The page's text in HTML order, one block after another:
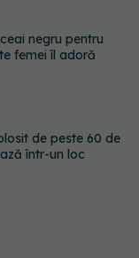
de peste 60 de
semnul ignorat
probleme